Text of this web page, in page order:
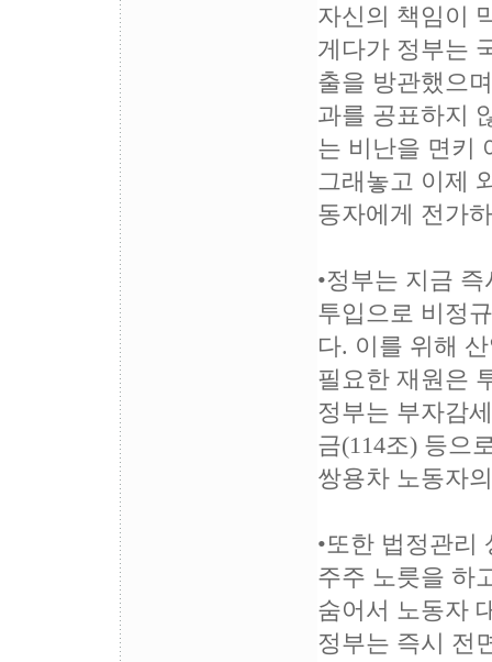
자신의 책임이
게다가 정부는
출을 방관했으
과를 공표하지
는 비난을 면키
그래놓고 이제
동자에게 전가
•정부는 지금
투입으로 비정
다. 이를 위해
필요한 재원은
정부는 부자감
금(114조) 등으
쌍용차 노동자
•또한 법정관리
주주 노릇을 하
숨어서 노동자
정부는 즉시 전